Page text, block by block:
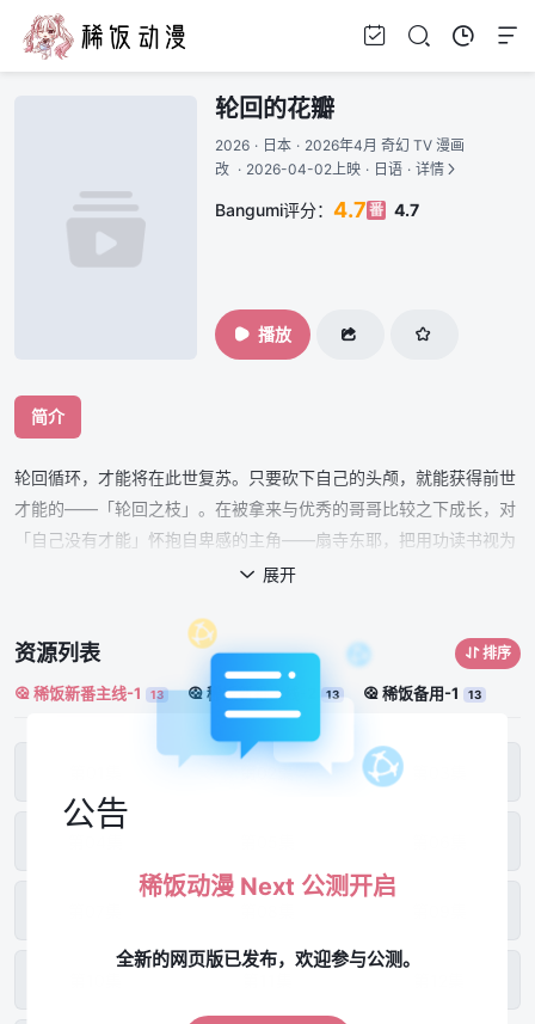
轮回的花瓣
2026 · 日本 · 2026年4月 奇幻 TV 漫画
改 · 2026-04-02上映 · 日语 · 详情
Bangumi评分： 4.7 番 4.7
播放
简介
轮回循环，才能将在此世复苏。只要砍下自己的头颅，就能获得前世
才能的——「轮回之枝」。在被拿来与优秀的哥哥比较之下成长，对
「自己没有才能」怀抱自卑感的主角——扇寺东耶，把用功读书视为
自己最后的堡垒；明明拥有每次全国模拟考都能挤进前100名的学
班同学、并且透过「轮回之枝」获得前世才能的「轮回者」——灰
都・卢欧・巴菲特，正在与一名连环杀手交战。
 展开
资源列表 排序
稀饭新番主线-1 13 稀饭新番主线-2 13 稀饭备用-1 13
第02集
公告
稀饭动漫 Next 公测开启
全新的网页版已发布，欢迎参与公测。